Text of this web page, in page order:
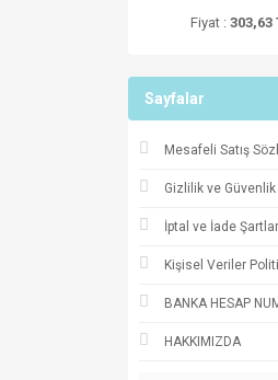
Fiyat : 303,63
Sayfalar
Mesafeli Satış
Gizlilik ve Güvenlik
İptal ve İade
Kişisel Veriler
BANKA HESAP
HAKKIMIZDA